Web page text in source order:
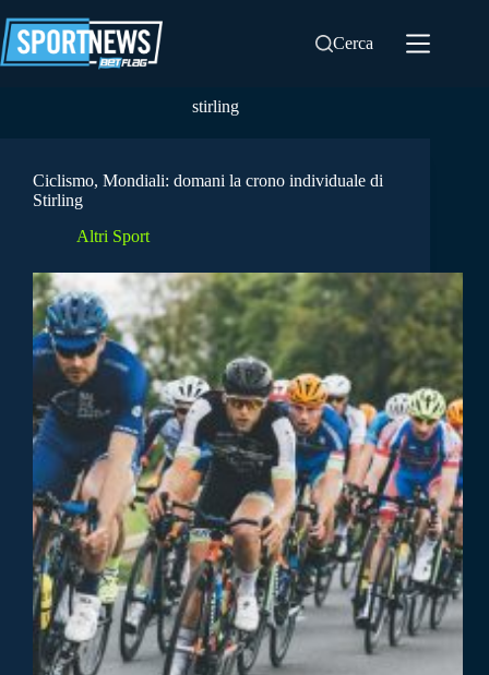
al
contenuto
Cerca
stirling
Ciclismo, Mondiali: domani la crono individuale di
Stirling
Altri Sport